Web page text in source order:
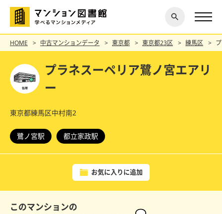
探す
閉じ
る
HOME 中古マンションデータ 東京都 東京都23区 練馬区
プラネスーペリア鷺ノ宮エアリ
ー
東京都練馬区中村南2
鷺ノ宮駅 都立家政駅
お気に入りに追加
このマンションの